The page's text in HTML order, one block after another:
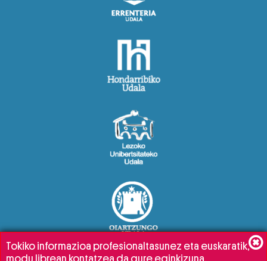
Tokiko informazioa profesionaltasunez eta euskaratik,
modu librean kontatzea da gure eginkizuna.